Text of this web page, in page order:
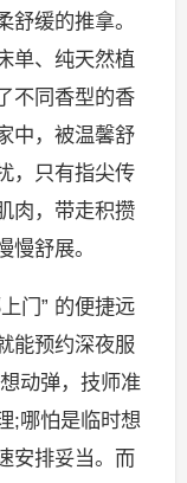
缓的推拿。
单、纯天然植
不同香型的香
中，被温馨舒
，只有指尖传
肉，带走积攒
舒展。
门” 的便捷远
能预约深夜服
动弹，技师准
;哪怕是临时想
安排妥当。而